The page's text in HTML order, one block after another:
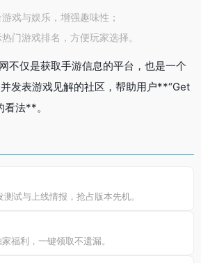
游戏与娱乐，增强趣味性；
热门游戏排名，方便玩家选择。
不仅是获取手游信息的平台，也是一个
发表游戏见解的社区，帮助用户**“Get
法**。
试与上线情报，抢占版本先机。
福利，一键领取不遗漏。